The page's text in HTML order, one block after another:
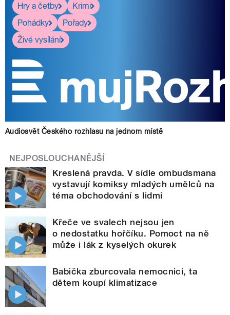
Hry a četby
Krimi
Pohádky
Pořady
Živé vysílání
Audiosvět Českého rozhlasu na jednom místě
NEJPOSLOUCHANĚJŠÍ
Kreslená pravda. V sídle ombudsmana
vystavují komiksy mladých umělců na
téma obchodování s lidmi
Křeče ve svalech nejsou jen
o nedostatku hořčíku. Pomoct na ně
může i lák z kyselých okurek
Babička zburcovala nemocnici, ta
dětem koupí klimatizace